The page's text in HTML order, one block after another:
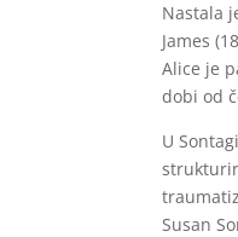
Nastala
James
Alice je
dobi od
U
Susan